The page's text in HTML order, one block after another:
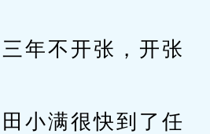
不开张，开张
满很快到了任